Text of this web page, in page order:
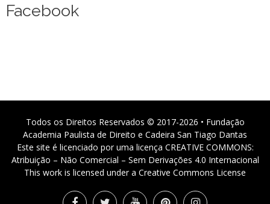
Facebook
Todos os Direitos Reservados © 2017-2026 • Fundação
Academia Paulista de Direito e Cadeira San Tiago Dantas
Este site é licenciado por uma licença CREATIVE COMMONS:
Atribuição – Não Comercial – Sem Derivações 4.0 Internacional
This work is licensed under a Creative Commons License